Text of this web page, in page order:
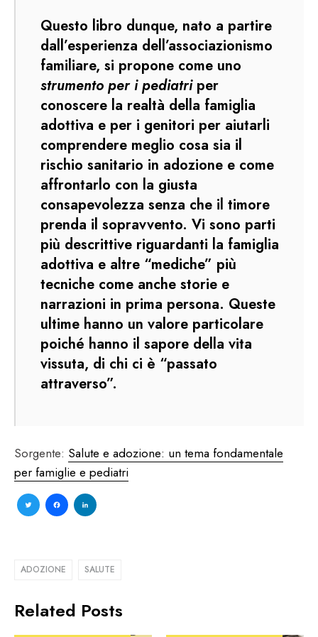
Questo libro dunque, nato a partire
dall’esperienza dell’associazionismo
familiare, si propone come uno
strumento per i pediatriper
conoscere la realtà della famiglia
adottiva e per i genitori per aiutarli
comprendere meglio cosa sia il
rischio sanitario in adozione e come
affrontarlo con la giusta
consapevolezza senza che il timore
prenda il sopravvento. Vi sono parti
più descrittive riguardanti la famiglia
adottiva e altre “mediche” più
tecniche come anche storie e
narrazioni in prima persona. Queste
ultime hanno un valore particolare
poiché hanno il sapore della vita
vissuta, di chi ci è “passato
attraverso”.
Sorgente: Salute e adozione: un tema fondamentale
per famiglie e pediatri
TwitterFacebook
ADOZIONE SALUTE
Related Posts